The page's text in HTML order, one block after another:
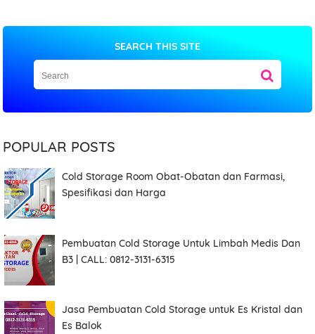
SEARCH THIS SITE
POPULAR POSTS
Cold Storage Room Obat-Obatan dan Farmasi,
Spesifikasi dan Harga
Pembuatan Cold Storage Untuk Limbah Medis Dan
B3 | CALL: 0812-3131-6315
Jasa Pembuatan Cold Storage untuk Es Kristal dan
Es Balok